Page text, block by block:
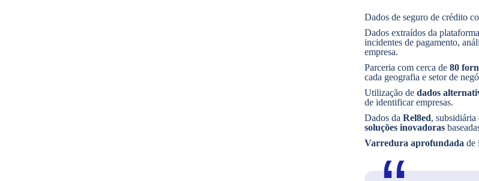
Dados de seguro de crédito
Dados extraídos da
incidentes de pagamento,
empresa.
Parceria com cerca de80
cada geografia e setor de
Utilização dedados
de identificar empresas.
Dados daRel8ed, subsidiária
soluções inovadoras
Varredura aprofundadade